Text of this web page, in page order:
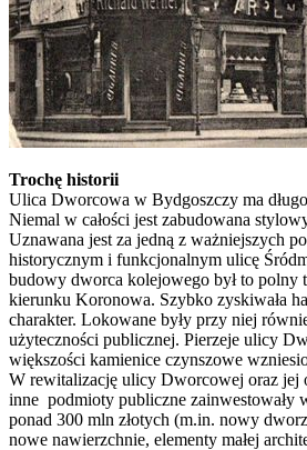
Trochę historii
Ulica Dworcowa w Bydgoszczy ma
Niemal w całości jest zabudowana
Uznawana jest za jedną z ważniejszych
historycznym i funkcjonalnym ulicę
budowy dworca kolejowego był to polny
kierunku Koronowa. Szybko zyskiwała
charakter. Lokowane były przy niej
użyteczności publicznej. Pierzeje ulicy
większości kamienice czynszowe
W rewitalizację ulicy Dworcowej oraz jej
inne podmioty publiczne zainwestowały
ponad 300 mln złotych (m.in. nowy
nowe nawierzchnie, elementy małej